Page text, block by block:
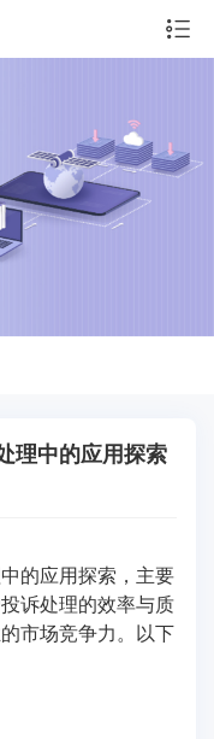
理中的应用探索
的应用探索，主要
诉处理的效率与质
市场竞争力。以下